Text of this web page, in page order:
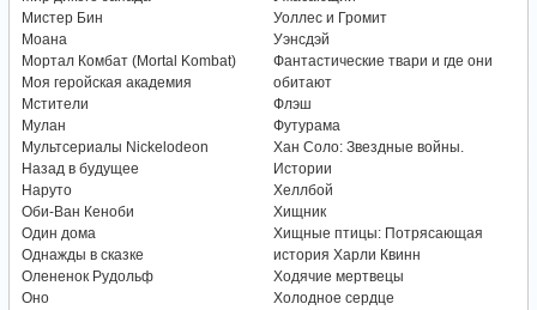
Мистер Бин
Моана
Мортал Комбат (Mortal Kombat)
Моя геройская академия
Мстители
Мулан
Мультсериалы Nickelodeon
Назад в будущее
Наруто
Оби-Ван Кеноби
Один дома
Однажды в сказке
Олененок Рудольф
Оно
Уоллес и Громит
Уэнсдэй
Фантастические твари и где они
обитают
Флэш
Футурама
Хан Соло: Звездные войны.
Истории
Хеллбой
Хищник
Хищные птицы: Потрясающая
история Харли Квинн
Ходячие мертвецы
Холодное сердце